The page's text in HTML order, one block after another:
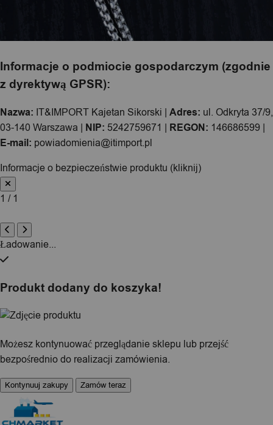
Informacje o podmiocie gospodarczym (zgodnie
z dyrektywą GPSR):
Nazwa: IT&IMPORT Kajetan Sikorski | Adres: ul. Odkryta 37/9,
03-140 Warszawa | NIP: 5242759671 | REGON: 146686599 |
E-mail: powiadomienia@itimport.pl
Informacje o bezpieczeństwie produktu (kliknij)
1 / 1
Ładowanie...
Produkt dodany do koszyka!
Możesz kontynuować przeglądanie sklepu lub przejść
bezpośrednio do realizacji zamówienia.
Kontynuuj zakupy Zamów teraz